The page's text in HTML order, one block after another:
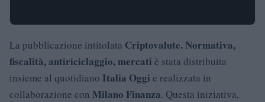
La pubblicazione intitolata Criptovalute. Normativa,
fiscalità, antiriciclaggio, mercati è stata distribuita
insieme al quotidiano Italia Oggi e realizzata in
collaborazione con Milano Finanza. Questa iniziativa,